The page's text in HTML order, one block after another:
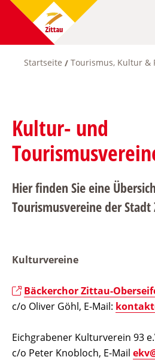
Direkt
Startseite Tourismus, Kultur &
Kultur- und
Hier finden Sie eine
Tourismusvereine der
Kulturvereine
Bäckerchor Zittau-
c/o Oliver Göhl, E-Mail:
Eichgrabener Kulturverein 93
c/o Peter Knobloch, E-Mail